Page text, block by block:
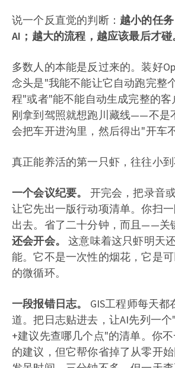
说一个反直觉的判断： 越小的任
AI；越大的流程，越应该最后才碰
多数人的本能是反过来的。装好
念头是"我能不能让它自动跑完整
程"或者"能不能自动生成完整的
刚拿到驾照就想跑川藏线——不是
会把车开进沟里，然后得出"开车
真正能养活的第一只虾，往往小到
一个会议纪要。
开完会，把录音
让它先出一版行动项清单。你扫
出去。省了二十分钟，而且——
还会开会。
这意味着这只虾明天
能。它不是一次性的烟花，它是
的微循环。
一段报错日志。
GIS工程师每天都
道。把日志贴进去，让AI先列一
+建议先查哪几个点"的清单。你
的建议，但它帮你省掉了从零开